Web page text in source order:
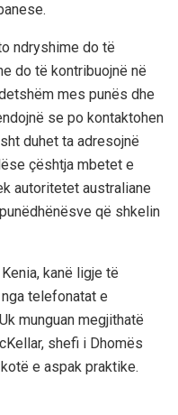
ndryshime do të
do të kontribuojnë në
mes punës dhe
se po kontaktohen
duhet ta adresojnë
çështja mbetet e
autoritetet australiane
që shkelin
kanë ligje të
telefonatat e
munguan megjithatë
shefi i Dhomës
e aspak praktike.